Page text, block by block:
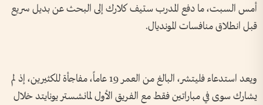
أمس السبت، ما دفع المدرب ستيف كلارك إلى البحث عن بديل سريع
قبل انطلاق منافسات المونديال.
ويعد استدعاء فليتشر، البالغ من العمر 19 عاماً، مفاجأة للكثيرين، إذ لم
يشارك سوى في مباراتين فقط مع الفريق الأول لمانشستر يونايتد خلال